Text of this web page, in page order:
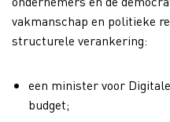
vakmanschap en politieke
structurele verankering:
een minister voor
budget;